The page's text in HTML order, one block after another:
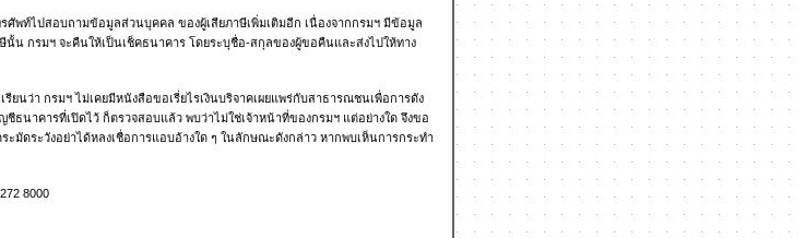
ศัพท์ไปสอบถามข้อมูลส่วนบุคคล ของผู้เสียภาษีเพิ่มเติมอีก เนื่องจากกรมฯ มีข้อมูล
น กรมฯ จะคืนให้เป็นเช็คธนาคาร โดยระบุชื่อ-สกุลของผู้ขอคืนและส่งไปให้ทาง
ยนว่า กรมฯ ไม่เคยมีหนังสือขอเรี่ยไรเงินบริจาคเผยแพร่กับสาธารณชนเพื่อการดัง
นาคารที่เปิดไว้ ก็ตรวจสอบแล้ว พบว่าไม่ใช่เจ้าหน้าที่ของกรมฯ แต่อย่างใด จึงขอ
มัดระวังอย่าได้หลงเชื่อการแอบอ้างใด ๆ ในลักษณะดังกล่าว หากพบเห็นการกระทำ
8000